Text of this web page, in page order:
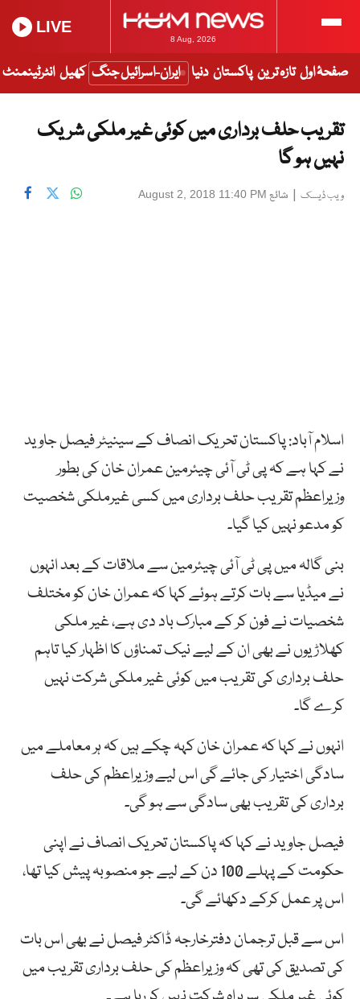
8 Aug, 2026
LIVE
صفحۂ اول تازہ ترین پاکستان دنیا ایران-اسرائیل جنگ کھیل انٹرٹینمنٹ
تقریب حلف برداری میں کوئی غیر ملکی شریک
نہیں ہو گا
ویب ڈیسک | شائع August 2, 2018 11:40 PM
اسلام آباد: پاکستان تحریک انصاف کے سینیٹر فیصل جاوید
نے کہا ہے کہ پی ٹی آئی چیئرمین عمران خان کی بطور
وزیراعظم تقریب حلف برداری میں کسی غیرملکی شخصیت
کو مدعو نہیں کیا گیا۔
بنی گالہ میں پی ٹی آئی چیئرمین سے ملاقات کے بعد انہوں
نے میڈیا سے بات کرتے ہوئے کہا کہ عمران خان کو مختلف
شخصیات نے فون کر کے مبارک باد دی ہے، غیر ملکی
کھلاڑیوں نے بھی ان کے لیے نیک تمناؤں کا اظہار کیا تاہم
حلف برداری کی تقریب میں کوئی غیر ملکی شرکت نہیں
کرے گا۔
انہوں نے کہا کہ عمران خان کہہ چکے ہیں کہ ہر معاملے میں
سادگی اختیار کی جائے گی اس لیے وزیراعظم کی حلف
برداری کی تقریب بھی سادگی سے ہو گی۔
فیصل جاوید نے کہا کہ پاکستان تحریک انصاف نے اپنی
حکومت کے پہلے 100 دن کے لیے جو منصوبہ پیش کیا تھا،
اس پر عمل کرکے دکھائے گی۔
اس سے قبل ترجمان دفترخارجہ ڈاکٹر فیصل نے بھی اس بات
کی تصدیق کی تھی کہ وزیراعظم کی حلف برداری تقریب میں